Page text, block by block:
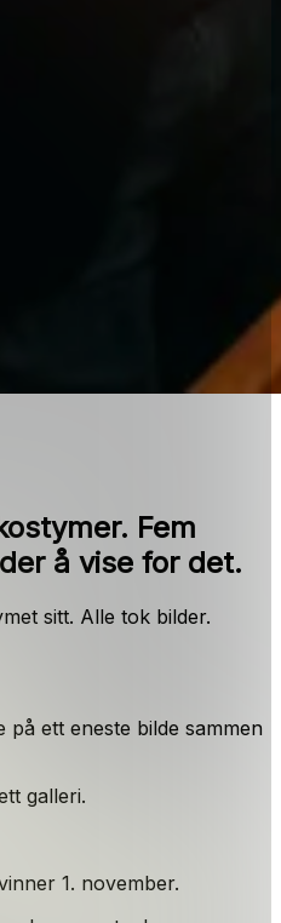
Fem
å vise for det.
sitt. Alle tok bilder.
på ett eneste bilde sammen
galleri.
1. november.